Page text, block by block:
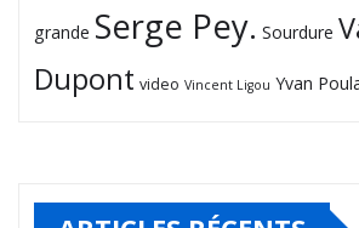
grande Serge Pey. Sourdure
Dupont video Vincent Ligou Yvan